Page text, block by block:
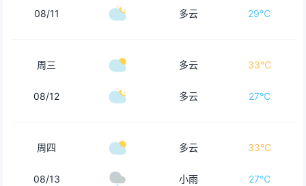
08/11 多云 29℃
周三 多云 33℃
08/12 多云 27℃
周四 多云 33℃
08/13 小雨 27℃